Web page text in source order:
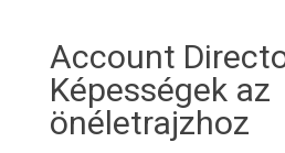
Account
Képességek az
önéletrajzhoz